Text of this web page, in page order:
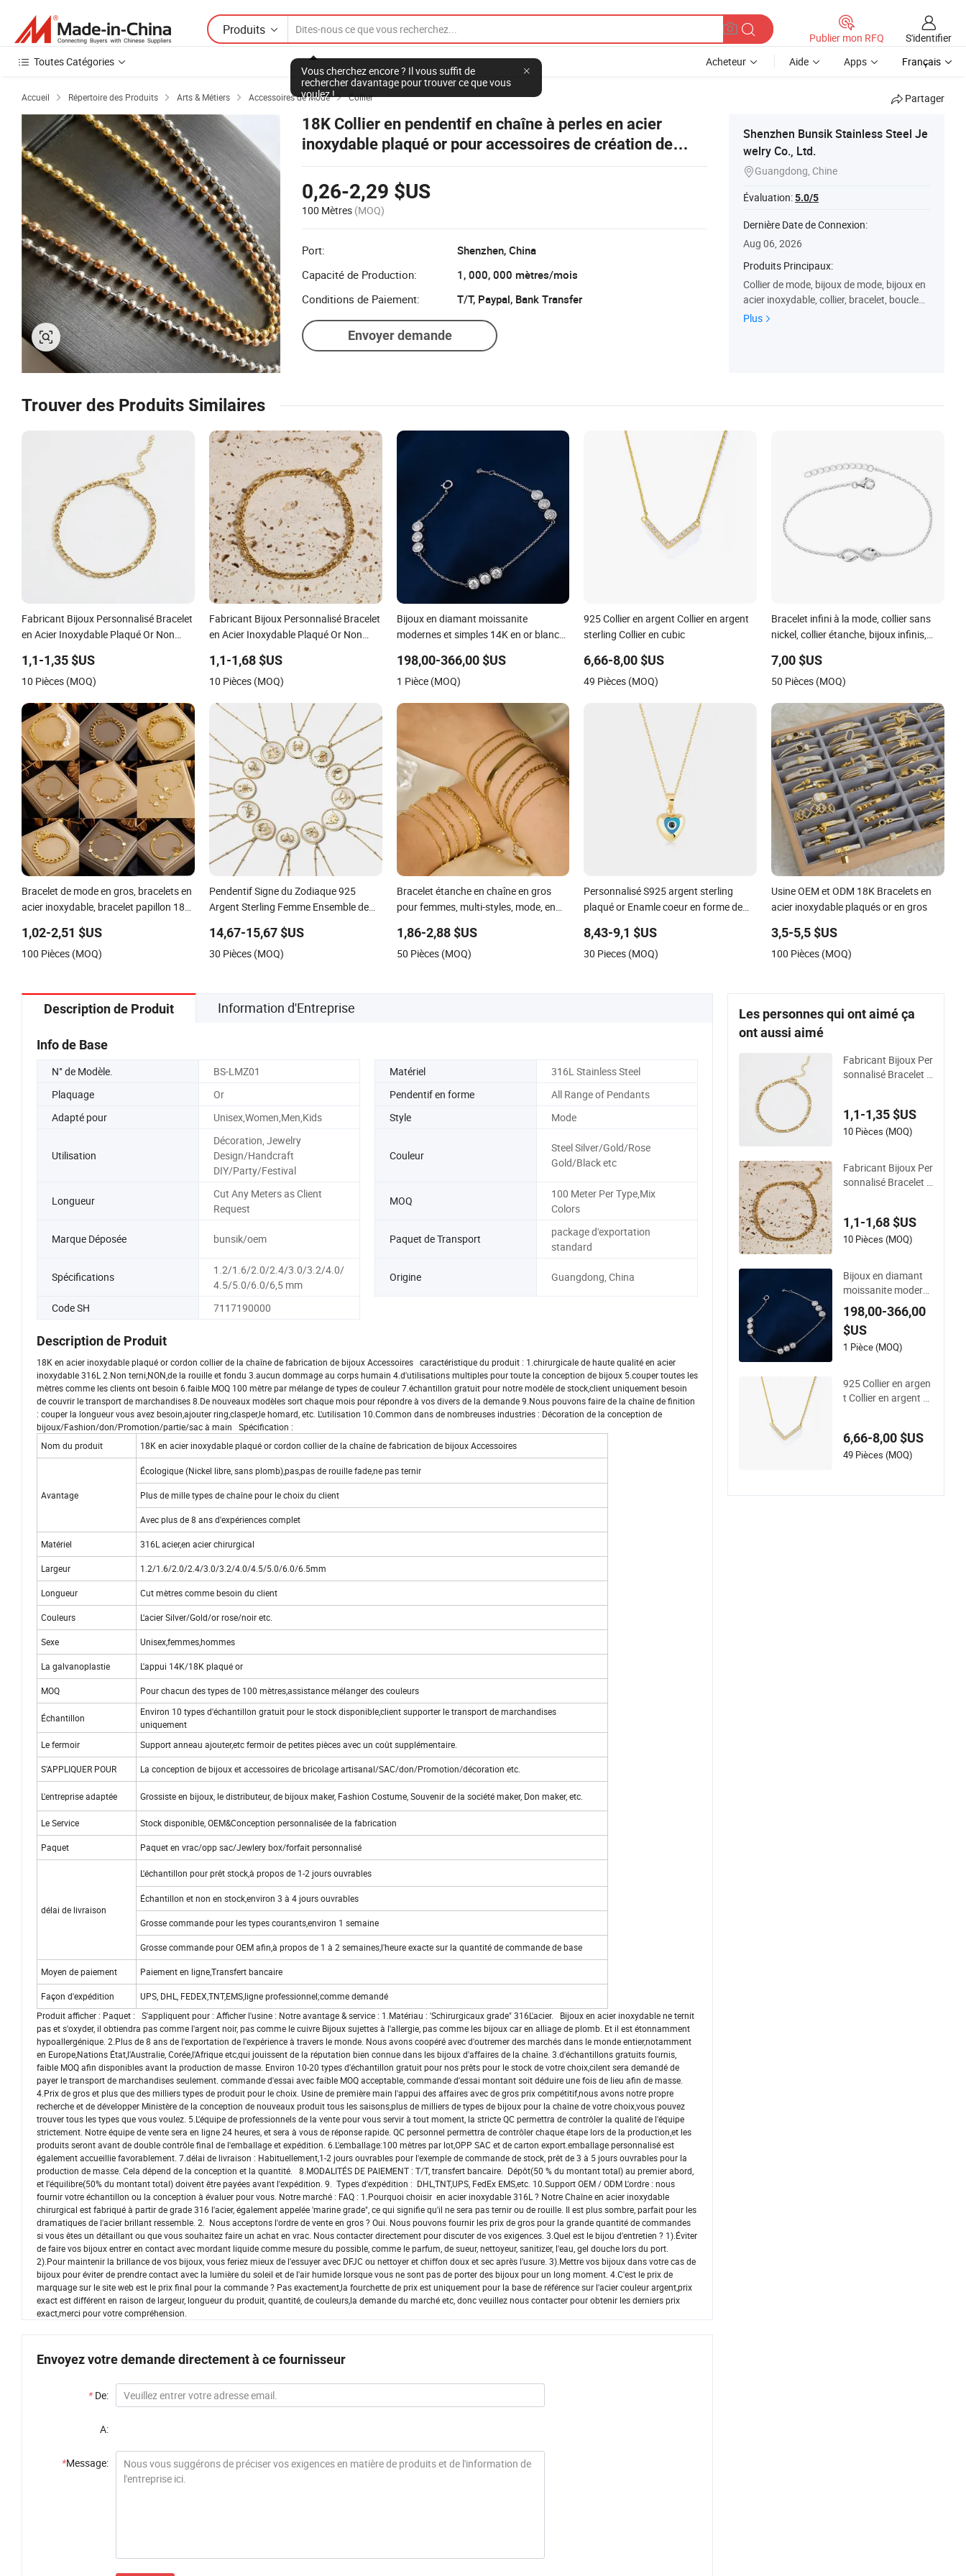
Produits
Vous cherchez encore ? Il vous suffit de
rechercher davantage pour trouver ce que vous
voulez !
Publier mon RFQ
S'identifier
Toutes Catégories
Acheteur Aide Apps Français
Accueil  Répertoire des Produits  Arts & Métiers  Accessoires de Mode  Collier Partager
18K Collier en pendentif en chaîne à perles en acier
inoxydable plaqué or pour accessoires de création de
bijoux
0,26-2,29 $US
100 Mètres (MOQ)
Port:
Shenzhen, China
Capacité de Production:
1, 000, 000 mètres/mois
Conditions de Paiement:
T/T, Paypal, Bank Transfer
Envoyer demande
Shenzhen Bunsik Stainless Steel Je
welry Co., Ltd.
Guangdong, Chine
Évaluation:5.0/5
Dernière Date de Connexion:
Aug 06, 2026
Produits Principaux:
Collier de mode, bijoux de mode, bijoux en
acier inoxydable, collier, bracelet, boucle
d'oreille, bijoux faits main, accessoires de
Plus
Trouver des Produits Similaires
Fabricant Bijoux Personnalisé Bracelet
en Acier Inoxydable Plaqué Or Non
1,1-1,35 $US
10 Pièces (MOQ)
Fabricant Bijoux Personnalisé Bracelet
en Acier Inoxydable Plaqué Or Non
1,1-1,68 $US
10 Pièces (MOQ)
Bijoux en diamant moissanite
modernes et simples 14K en or blanc
sertissage en bezel bijoux moissanite
198,00-366,00 $US
1 Pièce (MOQ)
925 Collier en argent Collier en argent
sterling Collier en cubic
6,66-8,00 $US
49 Pièces (MOQ)
Bracelet infini à la mode, collier sans
nickel, collier étanche, bijoux infinis,
Saint-Valentin
7,00 $US
50 Pièces (MOQ)
Bracelet de mode en gros, bracelets en
acier inoxydable, bracelet papillon 18K,
1,02-2,51 $US
100 Pièces (MOQ)
Pendentif Signe du Zodiaque 925
Argent Sterling Femme Ensemble de
Collier CZ Zodiaque
14,67-15,67 $US
30 Pièces (MOQ)
Bracelet étanche en chaîne en gros
pour femmes, multi-styles, mode, en
décolorant
1,86-2,88 $US
50 Pièces (MOQ)
Personnalisé S925 argent sterling
plaqué or Enamle coeur en forme de
femmes hommes bijoux collier Bijoux
8,43-9,1 $US
30 Pieces (MOQ)
Usine OEM et ODM 18K Bracelets en
acier inoxydable plaqués or en gros
3,5-5,5 $US
100 Pièces (MOQ)
Description de Produit Information d'Entreprise
Info de Base
N° de Modèle. BS-LMZ01 Matériel
316L Stainless Steel
Plaquage
Or Pendentif en forme
All Range of Pendants
Adapté pour
Unisex,Women,Men,Kids Style Mode
Utilisation
Décoration, Jewelry
Design/Handcraft
DIY/Party/Festival
Couleur
Steel Silver/Gold/Rose
Gold/Black etc
Longueur
Cut Any Meters as Client
Request
MOQ
100 Meter Per Type,Mix
Colors
Marque Déposée bunsik/oem Paquet de Transport
package d'exportation
standard
Spécifications
1.2/1.6/2.0/2.4/3.0/3.2/4.0/
4.5/5.0/6.0/6,5 mm
Origine Guangdong, China
Code SH 7117190000
Description de Produit
18K en acier inoxydable plaqué or cordon collier de la chaîne de fabrication de bijoux Accessoires caractéristique du produit : 1.chirurgicale de haute qualité en acier
inoxydable 316L 2.Non terni,NON,de la rouille et fondu 3.aucun dommage au corps humain 4.d'utilisations multiples pour toute la conception de bijoux 5.couper toutes les
mètres comme les clients ont besoin 6.faible MOQ 100 mètre par mélange de types de couleur 7.échantillon gratuit pour notre modèle de stock,client uniquement besoin
de couvrir le transport de marchandises 8.De nouveaux modèles sort chaque mois pour répondre à vos divers de la demande 9.Nous pouvons faire de la chaîne de finition
: couper la longueur vous avez besoin,ajouter ring,clasper,le homard, etc. L'utilisation 10.Common dans de nombreuses industries : Décoration de la conception de
bijoux/Fashion/don/Promotion/partie/sac à main Spécification :
Nom du produit
18K en acier inoxydable plaqué or cordon collier de la chaîne de fabrication de bijoux Accessoires
Avantage
Écologique (Nickel libre, sans plomb),pas,pas de rouille fade,ne pas ternir
Plus de mille types de chaîne pour le choix du client
Avec plus de 8 ans d'expériences complet
Matériel 316L acier,en acier chirurgical
Largeur 1.2/1.6/2.0/2.4/3.0/3.2/4.0/4.5/5.0/6.0/6.5mm
Longueur Cut mètres comme besoin du client
Couleurs L'acier Silver/Gold/or rose/noir etc.
Sexe Unisex,femmes,hommes
La galvanoplastie L'appui 14K/18K plaqué or
MOQ Pour chacun des types de 100 mètres,assistance mélanger des couleurs
Échantillon
Environ 10 types d'échantillon gratuit pour le stock disponible,client supporter le transport de marchandises
uniquement
Le fermoir
Support anneau ajouter,etc fermoir de petites pièces avec un coût supplémentaire.
S'APPLIQUER POUR La conception de bijoux et accessoires de bricolage artisanal/SAC/don/Promotion/décoration etc.
L'entreprise adaptée Grossiste en bijoux, le distributeur, de bijoux maker, Fashion Costume, Souvenir de la société maker, Don maker, etc.
Le Service Stock disponible, OEM&Conception personnalisée de la fabrication
Paquet Paquet en vrac/opp sac/Jewlery box/forfait personnalisé
délai de livraison
L'échantillon pour prêt stock,à propos de 1-2 jours ouvrables
Échantillon et non en stock,environ 3 à 4 jours ouvrables
Grosse commande pour les types courants,environ 1 semaine
Grosse commande pour OEM afin,à propos de 1 à 2 semaines,l'heure exacte sur la quantité de commande de base
Moyen de paiement Paiement en ligne,Transfert bancaire
Façon d'expédition
UPS, DHL, FEDEX,TNT,EMS,ligne professionnel;comme demandé
Produit afficher : Paquet : S'appliquent pour : Afficher l'usine : Notre avantage & service : 1.Matériau : 'Schirurgicaux grade" 316L'acier. Bijoux en acier inoxydable ne ternit
pas et s'oxyder, il obtiendra pas comme l'argent noir, pas comme le cuivre Bijoux sujettes à l'allergie, pas comme les bijoux car en alliage de plomb. Et il est étonnamment
hypoallergénique. 2.Plus de 8 ans de l'exportation de l'expérience à travers le monde. Nous avons coopéré avec d'outremer des marchés dans le monde entier,notamment
en Europe,Nations État,l'Australie, Corée,l'Afrique etc,qui jouissent de la réputation bien connue dans les bijoux d'affaires de la chaîne. 3.d'échantillons gratuits fournis,
faible MOQ afin disponibles avant la production de masse. Environ 10-20 types d'échantillon gratuit pour nos prêts pour le stock de votre choix,cilent sera demandé de
payer le transport de marchandises seulement. commande d'essai avec faible MOQ acceptable, commande d'essai montant soit déduire une fois de lieu afin de masse.
4.Prix de gros et plus que des milliers types de produit pour le choix. Usine de première main l'appui des affaires avec de gros prix compétitif,nous avons notre propre
recherche et de développer Ministère de la conception de nouveaux produit tous les saisons,plus de milliers de types de bijoux pour la chaîne de votre choix,vous pouvez
trouver tous les types que vous voulez. 5.L'équipe de professionnels de la vente pour vous servir à tout moment, la stricte QC permettra de contrôler la qualité de l'équipe
strictement. Notre équipe de vente sera en ligne 24 heures, et sera à vous de réponse rapide. QC personnel permettra de contrôler chaque étape lors de la production,et les
produits seront avant de double contrôle final de l'emballage et expédition. 6.L'emballage:100 mètres par lot,OPP SAC et de carton export.emballage personnalisé est
également accueillie favorablement. 7.délai de livraison : Habituellement,1-2 jours ouvrables pour l'exemple de commande de stock, prêt de 3 à 5 jours ouvrables pour la
production de masse. Cela dépend de la conception et la quantité. 8.MODALITÉS DE PAIEMENT : T/T, transfert bancaire. Dépôt(50 % du montant total) au premier abord,
et l'équilibre(50% du montant total) doivent être payées avant l'expédition. 9. Types d'expédition : DHL,TNT,UPS, FedEx EMS,etc. 10.Support OEM / ODM L'ordre : nous
fournir votre échantillon ou la conception à évaluer pour vous. Notre marché : FAQ : 1.Pourquoi choisir en acier inoxydable 316L ? Notre Chaîne en acier inoxydable
chirurgical est fabriqué à partir de grade 316 l'acier, également appelée 'marine grade", ce qui signifie qu'il ne sera pas ternir ou de rouille. Il est plus sombre, parfait pour les
dramatiques de l'acier brillant ressemble. 2. Nous acceptons l'ordre de vente en gros ? Oui. Nous pouvons fournir les prix de gros pour la grande quantité de commandes
si vous êtes un détaillant ou que vous souhaitez faire un achat en vrac. Nous contacter directement pour discuter de vos exigences. 3.Quel est le bijou d'entretien ? 1).Éviter
de faire vos bijoux entrer en contact avec mordant liquide comme mesure du possible, comme le parfum, de sueur, nettoyeur, sanitizer, l'eau, gel douche lors du port.
2).Pour maintenir la brillance de vos bijoux, vous feriez mieux de l'essuyer avec DFJC ou nettoyer et chiffon doux et sec après l'usure. 3).Mettre vos bijoux dans votre cas de
bijoux pour éviter de prendre contact avec la lumière du soleil et de l'air humide lorsque vous ne sont pas de porter des bijoux pour un long moment. 4.C'est le prix de
marquage sur le site web est le prix final pour la commande ? Pas exactement,la fourchette de prix est uniquement pour la base de référence sur l'acier couleur argent,prix
exact est différent en raison de largeur, longueur du produit, quantité, de couleurs,la demande du marché etc, donc veuillez nous contacter pour obtenir les derniers prix
exact,merci pour votre compréhension.
Envoyez votre demande directement à ce fournisseur
* De:
A:
*Message:
Les personnes qui ont aimé ça
ont aussi aimé
Fabricant Bijoux Per
sonnalisé Bracelet e
sant 18K Bijoux
1,1-1,35 $US
10 Pièces (MOQ)
Fabricant Bijoux Per
sonnalisé Bracelet e
sant 2024 18K Bijou
x
1,1-1,68 $US
10 Pièces (MOQ)
Bijoux en diamant
moissanite modern
es et simples 14K en
or blanc 4mm brace
let en moissanite av
ec sertissage en bez
198,00-366,00
$US
1 Pièce (MOQ)
925 Collier en argen
t Collier en argent st
6,66-8,00 $US
49 Pièces (MOQ)